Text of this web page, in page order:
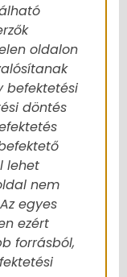
oldalon
befektetési
döntés
lehet
nem
egyes
ezért
forrásból,